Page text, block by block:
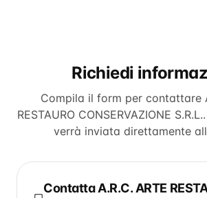
Richiedi
Compila il form per contattare
RESTAURO CONSERVAZIONE S.R.L.
verrà inviata direttamente
ContattaA.R.C. ARTE